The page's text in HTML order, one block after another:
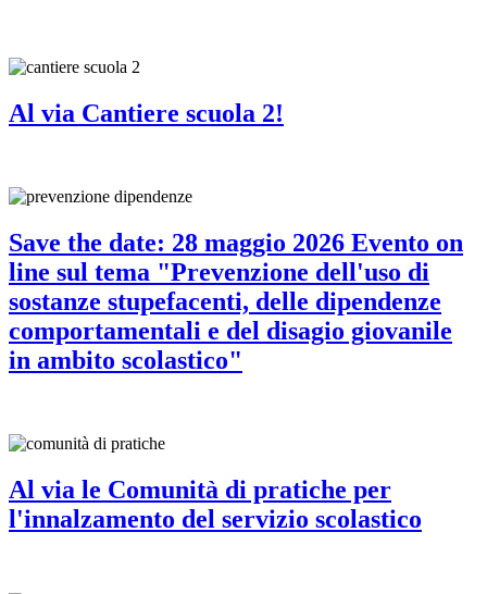
Al via Cantiere scuola 2!
Save the date: 28 maggio 2026 Evento on
line sul tema "Prevenzione dell'uso di
sostanze stupefacenti, delle dipendenze
comportamentali e del disagio giovanile
in ambito scolastico"
Al via le Comunità di pratiche per
l'innalzamento del servizio scolastico